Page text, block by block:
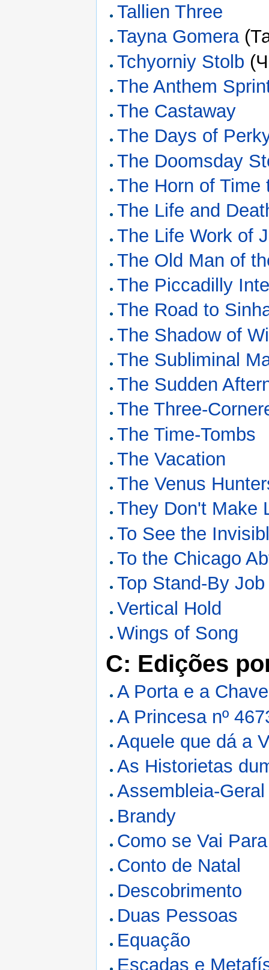
Tallien Three
Tayna Gomera
Tchyorniy Stolb
The Anthem
The Castaway
The Days of
The Doomsday
The Horn of Time
The Life and
The Life Work of
The Old Man of
The Piccadilly
The Road to
The Shadow of
The Subliminal
The Sudden
The Three-
The Time-Tombs
The Vacation
The Venus
They Don't Make
To See the
To the Chicago
Top Stand-By Job
Vertical Hold
Wings of Song
C: Edições
A Porta e a Chave
A Princesa nº
Aquele que dá a
As Historietas
Assembleia-
Brandy
Como se Vai
Conto de Natal
Descobrimento
Duas Pessoas
Equação
Escadas e